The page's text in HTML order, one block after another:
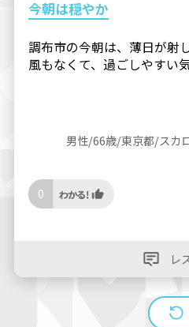
今朝は穏やか
調布市の今朝は、薄日が射
風もなくて、過ごしやすい
男性/66歳/東京都/スカ
0
レ